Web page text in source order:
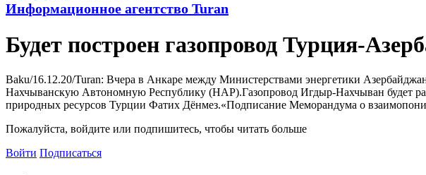
Информационное агентство Turan
Будет построен газопровод Турция-
Baku/16.12.20/Turan: Вчера в Анкаре между Министерствами энергетики
Нахчыванскую Автономную Республику (НАР).Газопровод Игдыр-Нахчыван будет
природных ресурсов Турции Фатих Дёнмез.«Подписание Меморандума о
Пожалуйста, войдите или подпишитесь, чтобы читать больше
Войти Подписаться